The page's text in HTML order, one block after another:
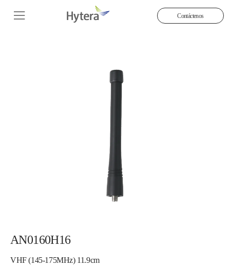
Contáctenos
AN0160H16
VHF (145-175MHz) 11.9cm